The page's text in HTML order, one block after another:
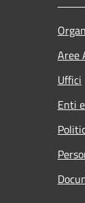
Aree
Uffici
Enti